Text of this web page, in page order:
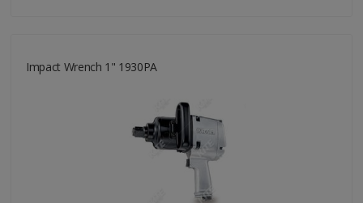
Impact Wrench 1" 1930PA